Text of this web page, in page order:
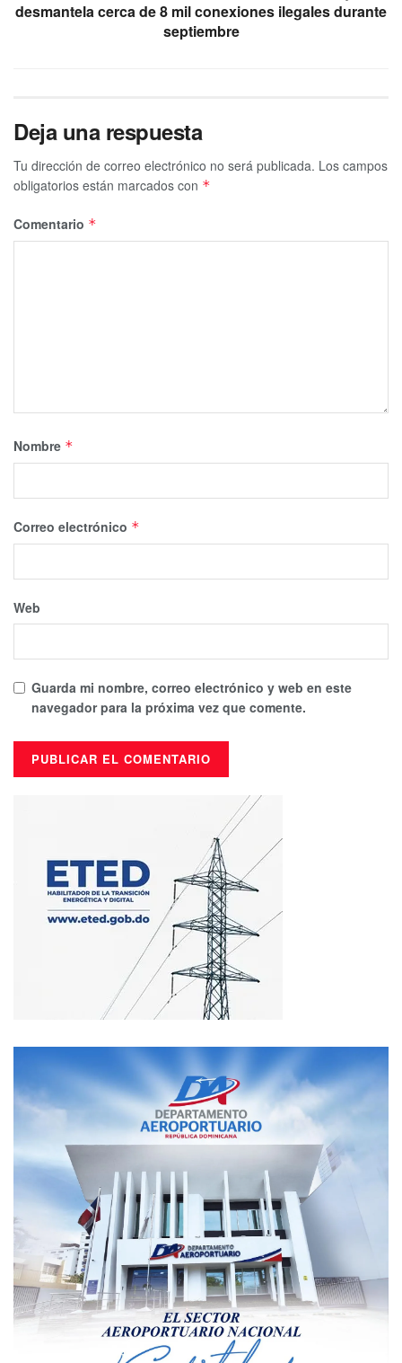
desmantela cerca de 8 mil conexiones ilegales durante
septiembre
Deja una respuesta
Tu dirección de correo electrónico no será publicada. Los campos
obligatorios están marcados con *
Comentario *
Nombre *
Correo electrónico *
Web
Guarda mi nombre, correo electrónico y web en este
navegador para la próxima vez que comente.